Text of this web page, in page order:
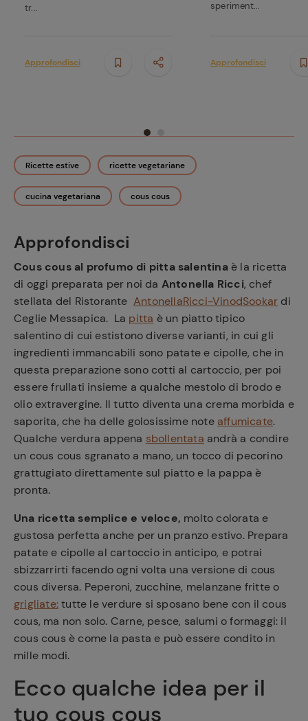
Ricette estive ricette vegetariane
cucina vegetariana cous cous
Approfondisci
Cous cous al profumo di pitta salentinaè la ricetta
di oggi preparata per noi da Antonella Ricci, chef
stellata del Ristorante AntonellaRicci-VinodSookar di
Ceglie Messapica. La pitta è un piatto tipico
salentino di cui estistono diverse varianti, in cui gli
ingredienti immancabili sono patate e cipolle, che in
questa preparazione sono cotti al cartoccio, per poi
essere frullati insieme a qualche mestolo di brodo e
olio extravergine. Il tutto diventa una crema morbida e
saporita, che ha delle golosissime note affumicate.
Qualche verdura appena sbollentata andrà a condire
un cous cous sgranato a mano, un tocco di pecorino
grattugiato direttamente sul piatto e la pappa è
pronta.
Una ricetta semplice e veloce, molto colorata e
gustosa perfetta anche per un pranzo estivo. Prepara
patate e cipolle al cartoccio in anticipo, e potrai
sbizzarrirti facendo ogni volta una versione di cous
cous diversa. Peperoni, zucchine, melanzane fritte o
grigliate:tutte le verdure si sposano bene con il cous
cous, ma non solo. Carne, pesce, salumi o formaggi: il
cous cous è come la pasta e può essere condito in
mille modi.
Ecco qualche idea per il
tuo cous cous
tr...
Approfondisci
speriment...
Approfondisci
preferite